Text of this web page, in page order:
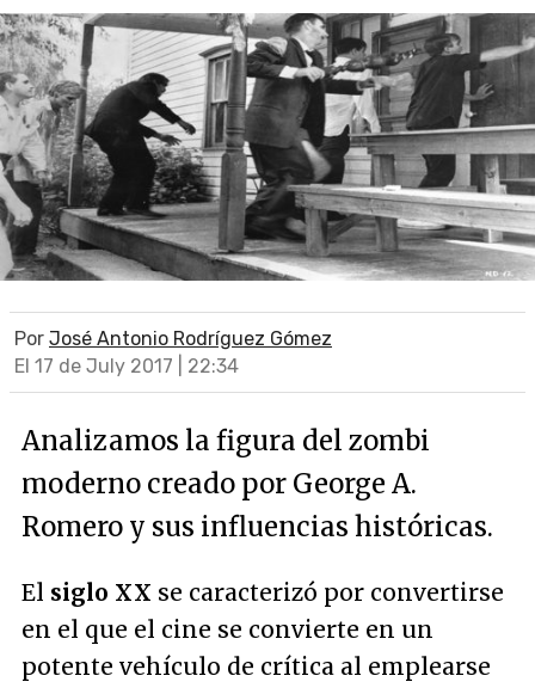
Por José Antonio Rodríguez Gómez
El 17 de July 2017 | 22:34
Analizamos la figura del zombi
moderno creado por George A.
Romero y sus influencias históricas.
El siglo XX se caracterizó por convertirse
en el que el cine se convierte en un
potente vehículo de crítica al emplearse